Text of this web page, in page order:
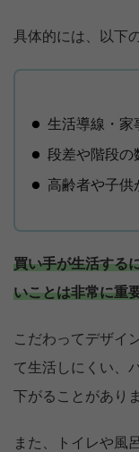
具体的には、以下
生活導線・家
段差や階段の
高齢者や子供
買い手が生活する
いことは非常に重
こだわってデザイ
て生活しにくい、
下がることがあり
また、トイレや風